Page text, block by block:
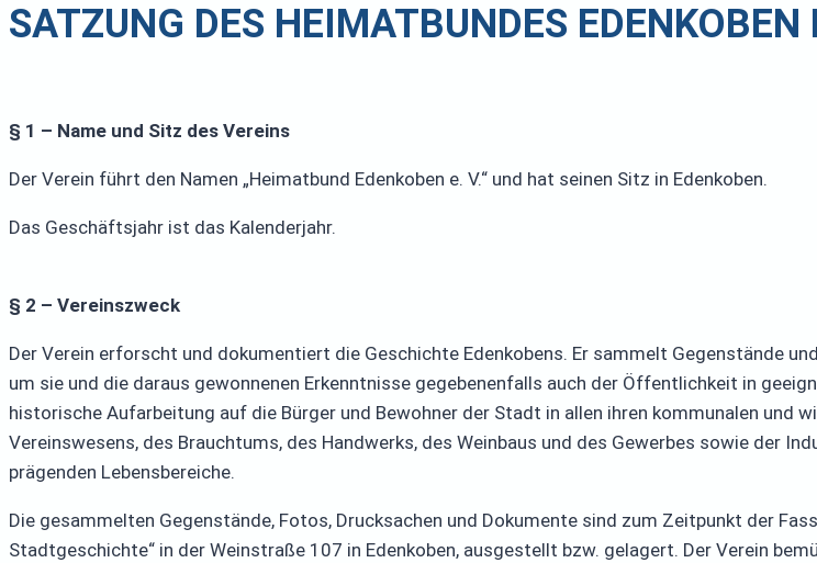
SATZUNG DES HEIMATBUNDES
§ 1 – Name und Sitz des Vereins
Der Verein führt den Namen „Heimatbund Edenkoben e. V.“ und hat seinen Sitz in Edenkoben.
Das Geschäftsjahr ist das Kalenderjahr.
§ 2 – Vereinszweck
Der Verein erforscht und dokumentiert die Geschichte Edenkobens. Er sammelt Gegenstände
um sie und die daraus gewonnenen Erkenntnisse gegebenenfalls auch der Öffentlichkeit in
historische Aufarbeitung auf die Bürger und Bewohner der Stadt in allen ihren kommunalen und
Vereinswesens, des Brauchtums, des Handwerks, des Weinbaus und des Gewerbes sowie der
prägenden Lebensbereiche.
Die gesammelten Gegenstände, Fotos, Drucksachen und Dokumente sind zum Zeitpunkt der
Stadtgeschichte“ in der Weinstraße 107 in Edenkoben, ausgestellt bzw. gelagert. Der Verein